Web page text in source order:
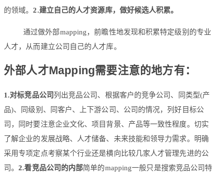
的领域。2.建立自己的人才资源库，做好候选人积累。
通过做外部mapping，前瞻性地发现和积累特定级别的专业
人才，从而建立公司自己的人才库。
外部人才Mapping需要注意的地方有：
1.对标竞品公司 列出竞品公司、根据客户的竞争公司、同类型(产
品)、同级别、同客户、上下游公司、公司的情况，列好目标公
司，同时要注意企业文化、项目背景、产品等一致性程度。切实
了解企业的发展战略、人才储备、未来技能和领导力需求。明确
采用专项定点考察某个行业还是横向比较几家人才管理先进的公
司。2.看竞品公司的内部简单的mapping一般只是搜索竞品公司特